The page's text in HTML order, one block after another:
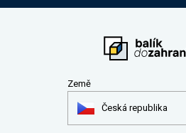
Země
Česká republika